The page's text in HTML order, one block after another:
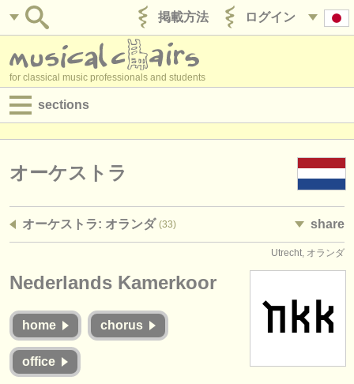
ログイン
掲載方法
for classical music professionals and students
sections
求人情報 (演奏関係の職)
求人情報 (管理者関連の職)
コンクール
楽器の販売
オーケストラ
オーケストラ: オランダ (33) share
Utrecht, オランダ
Nederlands Kamerkoor
home chorus
office